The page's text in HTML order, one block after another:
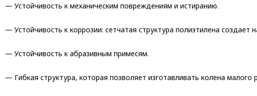
— Устойчивость к механическим повреждениям и истиранию.
— Устойчивость к коррозии: сетчатая структура полиэтилена
— Устойчивость к абразивным примесям.
— Гибкая структура, которая позволяет изготавливать колена